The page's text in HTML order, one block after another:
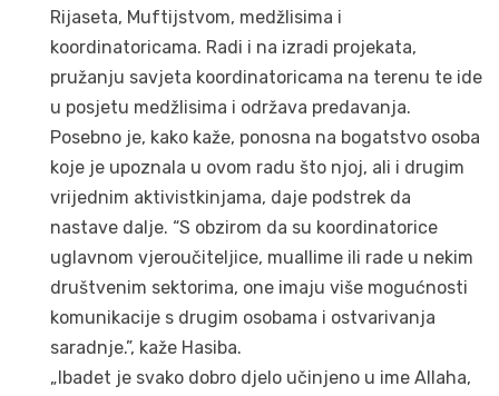
Rijaseta, Muftijstvom, medžlisima i
koordinatoricama. Radi i na izradi projekata,
pružanju savjeta koordinatoricama na terenu te ide
u posjetu medžlisima i održava predavanja.
Posebno je, kako kaže, ponosna na bogatstvo osoba
koje je upoznala u ovom radu što njoj, ali i drugim
vrijednim aktivistkinjama, daje podstrek da
nastave dalje. “S obzirom da su koordinatorice
uglavnom vjeroučiteljice, muallime ili rade u nekim
društvenim sektorima, one imaju više mogućnosti
komunikacije s drugim osobama i ostvarivanja
saradnje.”, kaže Hasiba.
„Ibadet je svako dobro djelo učinjeno u ime Allaha,